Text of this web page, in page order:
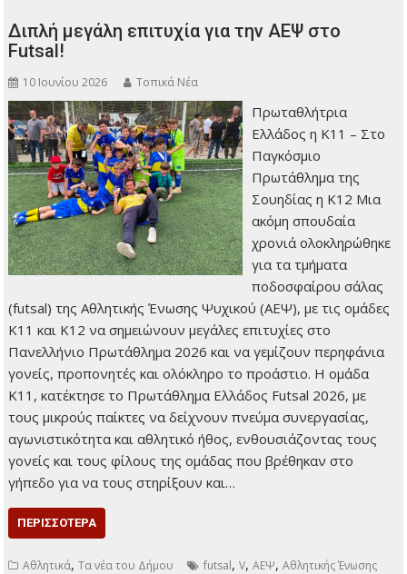
Διπλή μεγάλη επιτυχία για την ΑΕΨ στο
Futsal!
10 Ιουνίου 2026 Τοπικά Νέα
Πρωταθλήτρια
Ελλάδος η Κ11 – Στο
Παγκόσμιο
Πρωτάθλημα της
Σουηδίας η Κ12 Μια
ακόμη σπουδαία
χρονιά ολοκληρώθηκε
για τα τμήματα
ποδοσφαίρου σάλας
(futsal) της Αθλητικής Ένωσης Ψυχικού (ΑΕΨ), με τις ομάδες
Κ11 και Κ12 να σημειώνουν μεγάλες επιτυχίες στο
Πανελλήνιο Πρωτάθλημα 2026 και να γεμίζουν περηφάνια
γονείς, προπονητές και ολόκληρο το προάστιο. Η ομάδα
Κ11, κατέκτησε το Πρωτάθλημα Ελλάδος Futsal 2026, με
τους μικρούς παίκτες να δείχνουν πνεύμα συνεργασίας,
αγωνιστικότητα και αθλητικό ήθος, ενθουσιάζοντας τους
γονείς και τους φίλους της ομάδας που βρέθηκαν στο
γήπεδο για να τους στηρίξουν και…
ΠΕΡΙΣΣΌΤΕΡΑ
Αθλητικά,Τα νέα του Δήμου futsal,V,ΑΕΨ,Αθλητικής Ένωσης